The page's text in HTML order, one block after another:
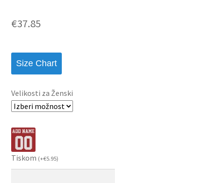
€37.85
Size Chart
Velikosti za Ženski
Tiskom (+€5.95)